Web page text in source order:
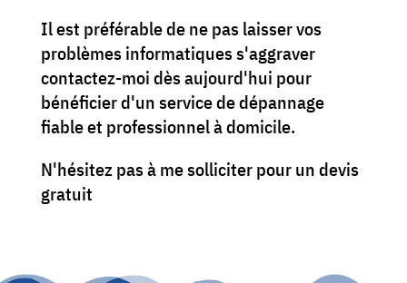
Il est préférable de ne pas laisser vos
problèmes informatiques s'aggraver
contactez-moi dès aujourd'hui pour
bénéficier d'un service de dépannage
fiable et professionnel à domicile.
N'hésitez pas à me solliciter pour un devis
gratuit